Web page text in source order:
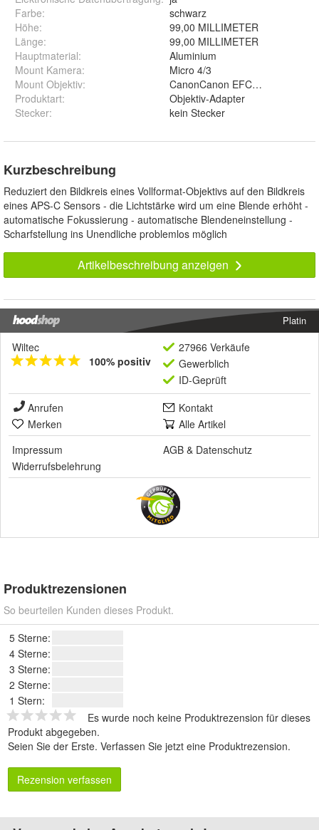
Farbe:
schwarz
Höhe:
99,00 MILLIMETER
Länge:
99,00 MILLIMETER
Hauptmaterial:
Aluminium
Mount Kamera:
Micro 4/3
Mount Objektiv:
CanonCanon EFCanon EF-
Produktart:
Objektiv-Adapter
Stecker: kein Stecker
Kurzbeschreibung
Reduziert den Bildkreis eines Vollformat-Objektivs auf den Bildkreis
eines APS-C Sensors - die Lichtstärke wird um eine Blende erhöht -
automatische Fokussierung - automatische Blendeneinstellung -
Scharfstellung ins Unendliche problemlos möglich
Artikelbeschreibung anzeigen
Platin
Wiltec
100% positiv
27966 Verkäufe
Gewerblich
ID-Geprüft
Anrufen
Kontakt
Merken
Alle Artikel
Impressum
AGB & Datenschutz
Widerrufsbelehrung
Produktrezensionen
So beurteilen Kunden dieses Produkt.
5 Sterne:
4 Sterne:
3 Sterne:
2 Sterne:
1 Stern:
Es wurde noch keine Produktrezension für dieses
Produkt abgegeben.
Seien Sie der Erste. Verfassen Sie jetzt eine Produktrezension.
Rezension verfassen